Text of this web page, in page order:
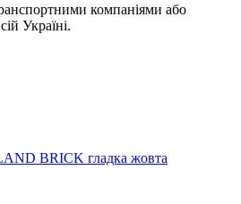
компаніями або
Україні.